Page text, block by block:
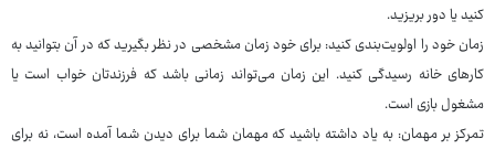
کنید یا دور بریزید.
زمان خود را اولویت‌بندی کنید: برای خود زمان مشخصی در نظر بگیرید که در آن بتوانید به
کارهای خانه رسیدگی کنید. این زمان می‌تواند زمانی باشد که فرزندتان خواب است یا
مشغول بازی است.
تمرکز بر مهمان: به یاد داشته باشید که مهمان شما برای دیدن شما آمده است، نه برای